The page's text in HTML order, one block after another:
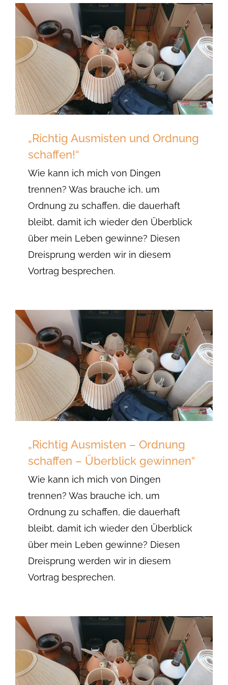
„Richtig Ausmisten und Ordnung
schaffen!“
Wie kann ich mich von Dingen
trennen? Was brauche ich, um
Ordnung zu schaffen, die dauerhaft
bleibt, damit ich wieder den Überblick
über mein Leben gewinne? Diesen
Dreisprung werden wir in diesem
Vortrag besprechen.
„Richtig Ausmisten – Ordnung
schaffen – Überblick gewinnen“
Wie kann ich mich von Dingen
trennen? Was brauche ich, um
Ordnung zu schaffen, die dauerhaft
bleibt, damit ich wieder den Überblick
über mein Leben gewinne? Diesen
Dreisprung werden wir in diesem
Vortrag besprechen.